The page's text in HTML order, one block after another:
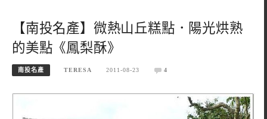
【南投名產】微熱山丘糕點．陽光烘熟
的美點《鳳梨酥》
南投名產 TERESA 2011-08-23 4